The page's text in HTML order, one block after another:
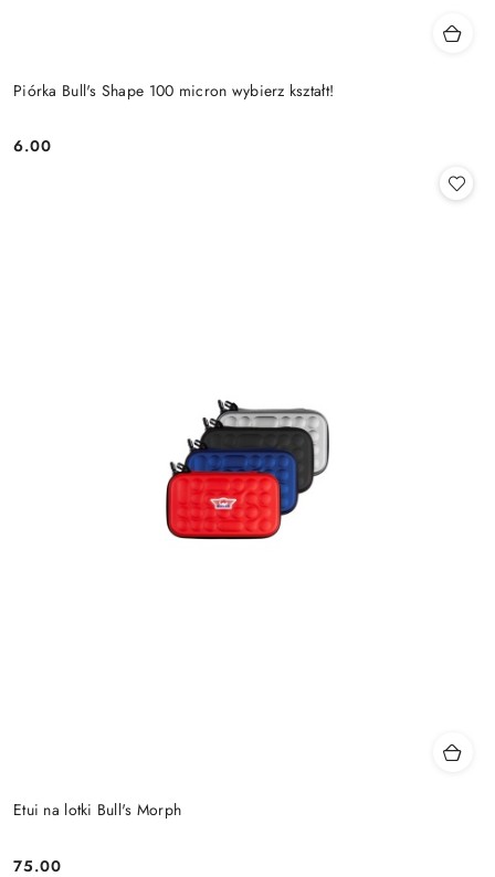
Piórka Bull's Shape 100 micron wybierz kształt!
Cena:
6.00
Etui na lotki Bull's Morph
75.00